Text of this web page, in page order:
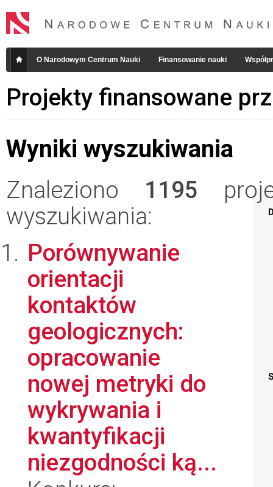
O Narodowym Centrum Nauki Finansowanie nauki
Projekty finansowane
Wyniki wyszukiwania
Znaleziono 1195
wyszukiwania:
Porównywanie
orientacji
kontaktów
geologicznych:
opracowanie
nowej metryki do
wykrywania i
kwantyfikacji
niezgodności ką...